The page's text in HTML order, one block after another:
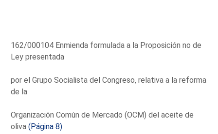
162/000104 Enmienda formulada a la Proposición no de
Ley presentada
por el Grupo Socialista del Congreso, relativa a la reforma
de la
Organización Común de Mercado (OCM) del aceite de
oliva(Página 8)